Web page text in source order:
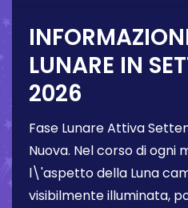
LUNARE IN
2026
Fase Lunare Attiva
Nuova. Nel corso di ogni
l\'aspetto della Luna
visibilmente illuminata,